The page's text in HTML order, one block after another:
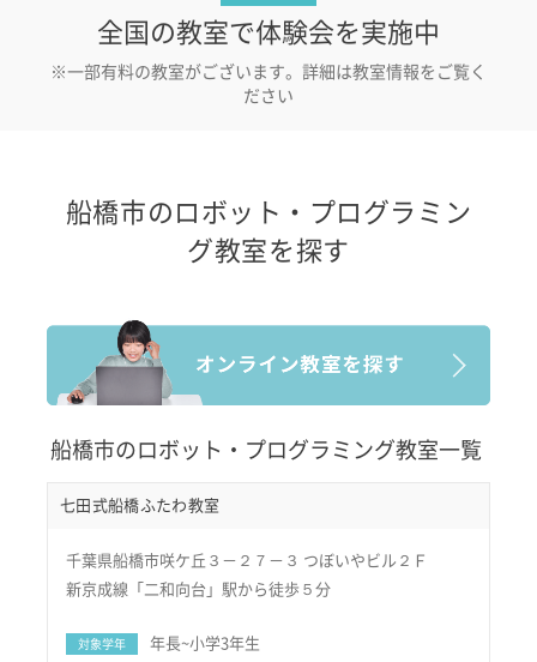
全国の教室で体験会を実施中
※一部有料の教室がございます。詳細は教室情報をご覧く
ださい
船橋市のロボット・プログラミン
グ教室を探す
船橋市のロボット・プログラミング教室一覧
七田式船橋ふたわ教室
千葉県船橋市咲ケ丘３－２７－３ つぼいやビル２Ｆ
新京成線「二和向台」駅から徒歩５分
対象学年 年長~小学3年生